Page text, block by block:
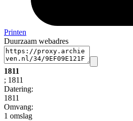
Printen
Duurzaam webadres
1811
; 1811
Datering:
1811
Omvang:
1 omslag